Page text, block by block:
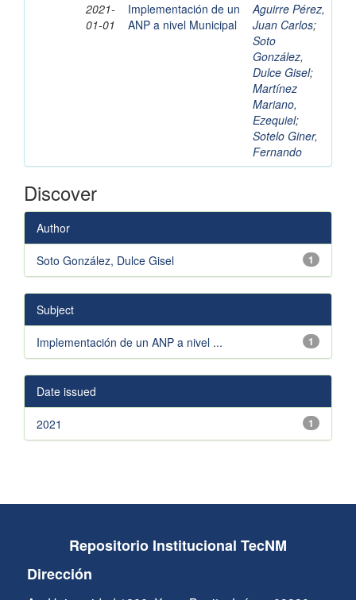
2021-
01-01
Implementación de un
ANP a nivel Municipal
Aguirre Pérez,
Juan Carlos;
Soto
González,
Dulce Gisel;
Martínez
Mariano,
Ezequiel;
Sotelo Giner,
Fernando
Discover
Author
1
Soto González, Dulce Gisel
Subject
1
Implementación de un ANP a nivel ...
Date issued
1
2021
Repositorio Institucional TecNM
Dirección